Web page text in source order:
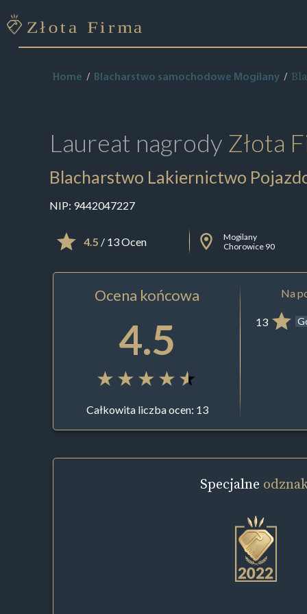
Home Blacharstwo samochodowe Mogilany
Laureat nagrody Złota
Blacharstwo Lakiernictwo
NIP: 9442047227
4.5 / 13 Ocen
Mogilany
Chorowice 90
Ocena końcowa
4.5
Całkowita liczba ocen: 13
Na
13
Specjalne